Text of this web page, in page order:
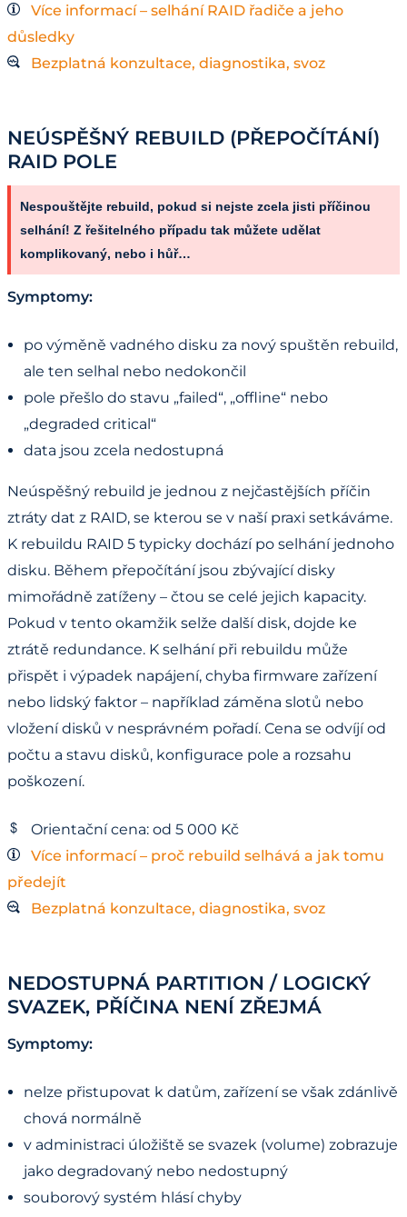
Více informací – selhání RAID řadiče a jeho
důsledky
Bezplatná konzultace, diagnostika, svoz
NEÚSPĚŠNÝ REBUILD (PŘEPOČÍTÁNÍ)
RAID POLE
Nespouštějte rebuild, pokud si nejste zcela jisti příčinou
selhání! Z řešitelného případu tak můžete udělat
komplikovaný, nebo i hůř…
Symptomy:
po výměně vadného disku za nový spuštěn rebuild,
ale ten selhal nebo nedokončil
pole přešlo do stavu „failed“, „offline“ nebo
„degraded critical“
data jsou zcela nedostupná
Neúspěšný rebuild je jednou z nejčastějších příčin
ztráty dat z RAID, se kterou se v naší praxi setkáváme.
K rebuildu RAID 5 typicky dochází po selhání jednoho
disku. Během přepočítání jsou zbývající disky
mimořádně zatíženy – čtou se celé jejich kapacity.
Pokud v tento okamžik selže další disk, dojde ke
ztrátě redundance. K selhání při rebuildu může
přispět i výpadek napájení, chyba firmware zařízení
nebo lidský faktor – například záměna slotů nebo
vložení disků v nesprávném pořadí. Cena se odvíjí od
počtu a stavu disků, konfigurace pole a rozsahu
poškození.
Orientační cena: od 5 000 Kč
Více informací – proč rebuild selhává a jak tomu
předejít
Bezplatná konzultace, diagnostika, svoz
NEDOSTUPNÁ PARTITION / LOGICKÝ
SVAZEK, PŘÍČINA NENÍ ZŘEJMÁ
Symptomy:
nelze přistupovat k datům, zařízení se však zdánlivě
chová normálně
v administraci úložiště se svazek (volume) zobrazuje
jako degradovaný nebo nedostupný
souborový systém hlásí chyby